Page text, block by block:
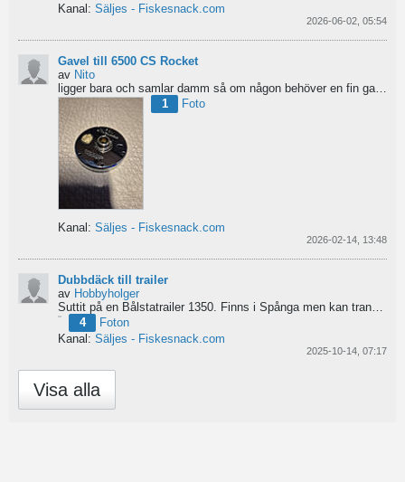
Kanal: Säljes - Fiskesnack.com
2026-06-02, 05:54
Gavel till 6500 CS Rocket
av Nito
1
Foto
Kanal: Säljes - Fiskesnack.com
2026-02-14, 13:48
Dubbdäck till trailer
av Hobbyholger
Suttit på en Bålstatrailer 1350. Finns i Spånga men kan transporteras mot Linköping. 500kr
4
Foton
Kanal: Säljes - Fiskesnack.com
2025-10-14, 07:17
Visa alla